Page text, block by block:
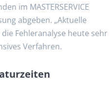
im MASTERSERVICE
abgeben. „Aktuelle
Fehleranalyse heute sehr
Verfahren.